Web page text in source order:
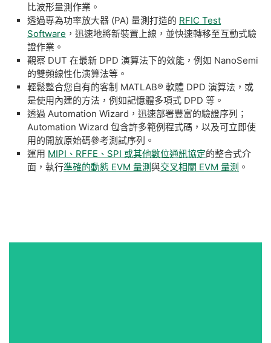
比波形量測作業。
透過專為功率放大器 (PA) 量測打造的 RFIC Test
Software ，迅速地將新裝置上線，並快速轉移至互動式驗
證作業。
觀察 DUT 在最新 DPD 演算法下的效能，例如 NanoSemi
的雙頻線性化演算法等。
輕鬆整合您自有的客制 MATLAB® 軟體 DPD 演算法，或
是使用內建的方法，例如記憶體多項式 DPD 等。
透過 Automation Wizard，迅速部署豐富的驗證序列；
Automation Wizard 包含許多範例程式碼，以及可立即使
用的開放原始碼參考測試序列。
運用 MIPI、RFFE、SPI 或其他數位通訊協定的整合式介
面，執行準確的動態 EVM 量測與交叉相關 EVM 量測 。